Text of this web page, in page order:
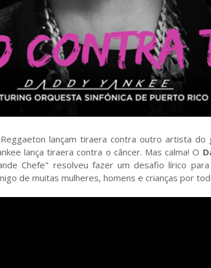
lançam tiraera contra outro artista
lança tiraera contra o câncer. Mas calma! O
Chefe" resolveu fazer um desafio lírico
de muitas mulheres, homens e crianças por